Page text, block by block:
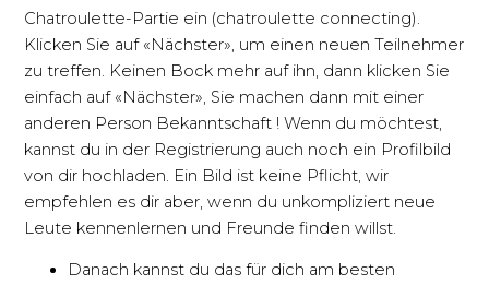
Chatroulette-Partie ein (chatroulette connecting).
Klicken Sie auf «Nächster», um einen neuen Teilnehmer
zu treffen. Keinen Bock mehr auf ihn, dann klicken Sie
einfach auf «Nächster», Sie machen dann mit einer
anderen Person Bekanntschaft ! Wenn du möchtest,
kannst du in der Registrierung auch noch ein Profilbild
von dir hochladen. Ein Bild ist keine Pflicht, wir
empfehlen es dir aber, wenn du unkompliziert neue
Leute kennenlernen und Freunde finden willst.
Danach kannst du das für dich am besten